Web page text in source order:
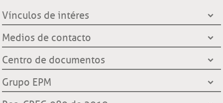
Vínculos de intéres
Presidencia de la República
Ministerio de Minas y Energía
Grupo EPM
Gobernación de Santander
Contraloría General de Medellín
Medios de contacto
Líneas de servicio al cliente
Oficinas de atención al cliente
Línea Transparente
Centro de documentos
Notificación por aviso
Ley de protección de datos
Grupo EPM